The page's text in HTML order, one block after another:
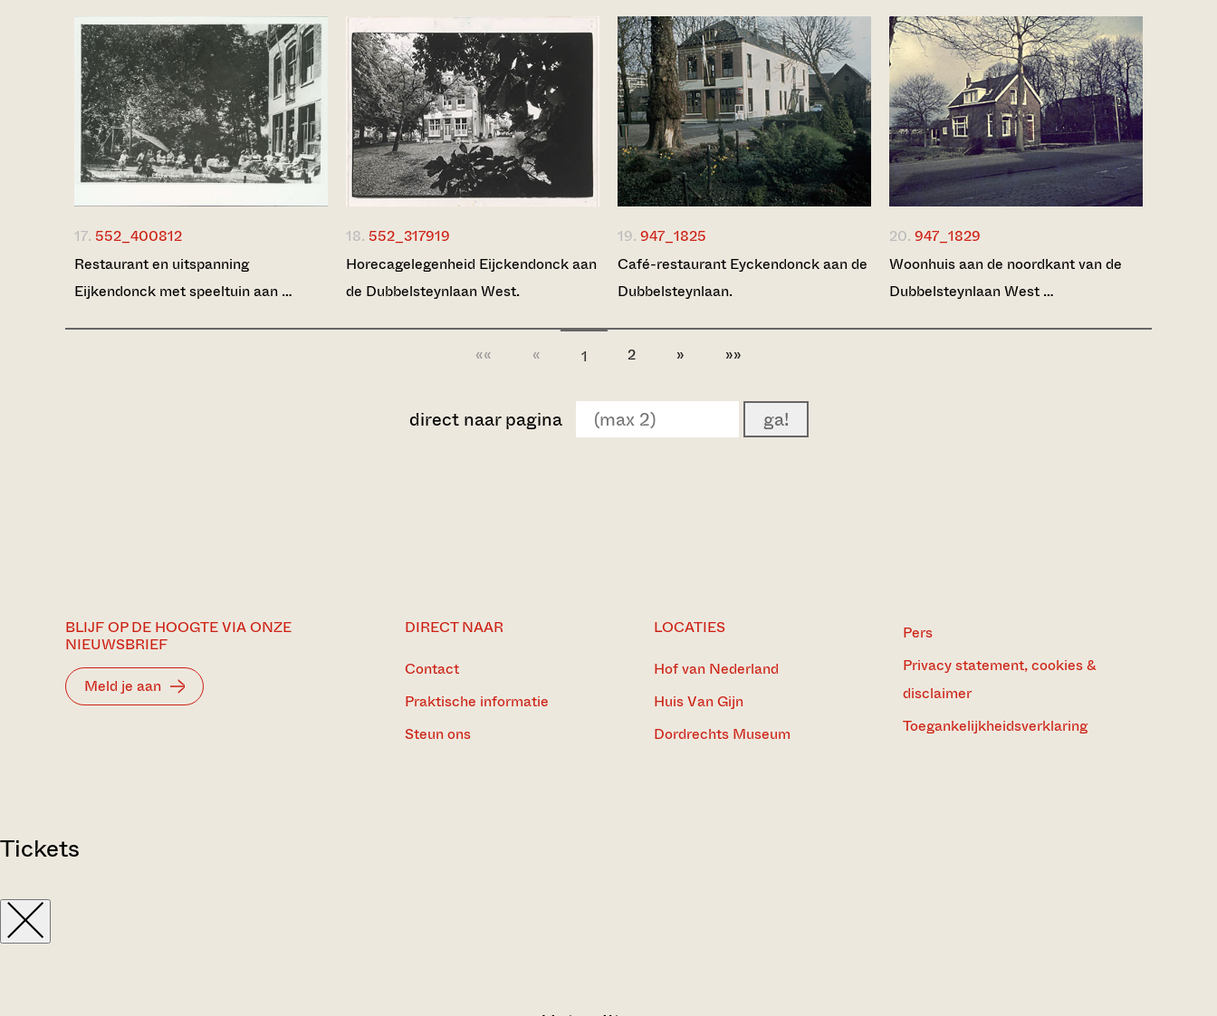
17. 552_400812
Restaurant en uitspanning
Eijkendonck met speeltuin aan …
18. 552_317919
Horecagelegenheid Eijckendonck aan
de Dubbelsteynlaan West.
19. 947_1825
Café-restaurant Eyckendonck aan de
Dubbelsteynlaan.
20. 947_1829
Woonhuis aan de noordkant van de
Dubbelsteynlaan West …
«« « 1 2 » »»
direct naar pagina ga!
BLIJF OP DE HOOGTE VIA ONZE
NIEUWSBRIEF
Meld je aan
DIRECT NAAR
Contact
Praktische informatie
Steun ons
LOCATIES
Hof van Nederland
Huis Van Gijn
Dordrechts Museum
Pers
Privacy statement, cookies &
disclaimer
Toegankelijkheidsverklaring
Tickets